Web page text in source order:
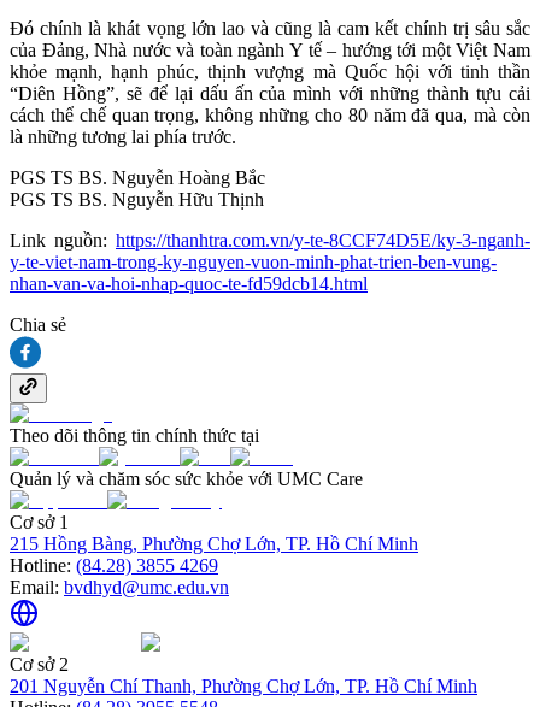
Đó chính là khát vọng lớn lao và cũng là cam kết chính trị sâu sắc
của Đảng, Nhà nước và toàn ngành Y tế – hướng tới một Việt Nam
khỏe mạnh, hạnh phúc, thịnh vượng mà Quốc hội với tinh thần
“Diên Hồng”, sẽ để lại dấu ấn của mình với những thành tựu cải
cách thể chế quan trọng, không những cho 80 năm đã qua, mà còn
là những tương lai phía trước.
PGS TS BS. Nguyễn Hoàng Bắc
PGS TS BS. Nguyễn Hữu Thịnh
Link nguồn: https://thanhtra.com.vn/y-te-8CCF74D5E/ky-3-nganh-
y-te-viet-nam-trong-ky-nguyen-vuon-minh-phat-trien-ben-vung-
nhan-van-va-hoi-nhap-quoc-te-fd59dcb14.html
Chia sẻ
Theo dõi thông tin chính thức tại
Quản lý và chăm sóc sức khỏe với UMC Care
Cơ sở 1
215 Hồng Bàng, Phường Chợ Lớn, TP. Hồ Chí Minh
Hotline: (84.28) 3855 4269
Email: bvdhyd@umc.edu.vn
Cơ sở 2
201 Nguyễn Chí Thanh, Phường Chợ Lớn, TP. Hồ Chí Minh